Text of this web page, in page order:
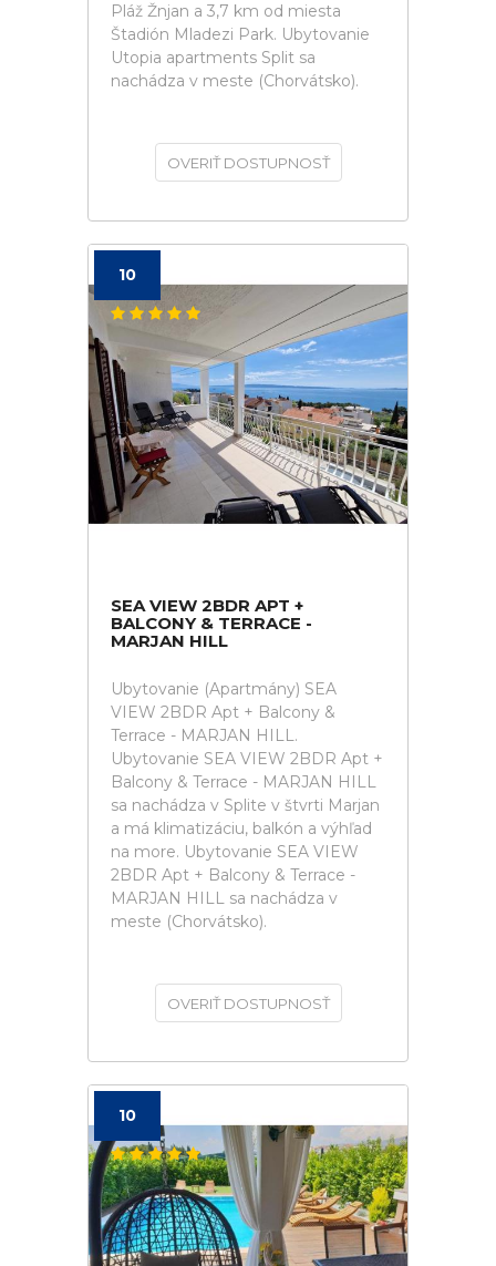
Pláž Žnjan a 3,7 km od miesta
Štadión Mladezi Park. Ubytovanie
Utopia apartments Split sa
nachádza v meste (Chorvátsko).
OVERIŤ DOSTUPNOSŤ
10
SEA VIEW 2BDR APT +
BALCONY & TERRACE -
MARJAN HILL
Ubytovanie (Apartmány) SEA
VIEW 2BDR Apt + Balcony &
Terrace - MARJAN HILL.
Ubytovanie SEA VIEW 2BDR Apt +
Balcony & Terrace - MARJAN HILL
sa nachádza v Splite v štvrti Marjan
a má klimatizáciu, balkón a výhľad
na more. Ubytovanie SEA VIEW
2BDR Apt + Balcony & Terrace -
MARJAN HILL sa nachádza v
meste (Chorvátsko).
OVERIŤ DOSTUPNOSŤ
10